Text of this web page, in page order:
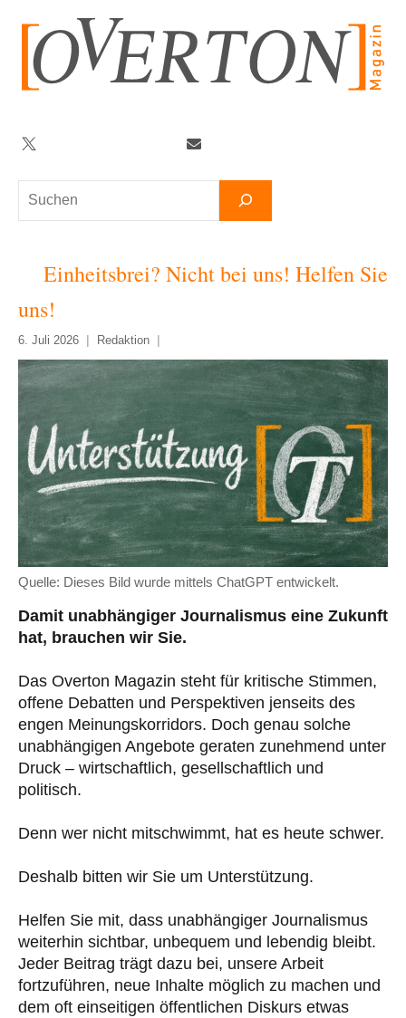
springen
Suchen
Twitter
Einheitsbrei? Nicht bei uns! Helfen Sie
uns!
6. Juli 2026 Redaktion
Quelle: Dieses Bild wurde mittels ChatGPT entwickelt.
Damit unabhängiger Journalismus eine Zukunft
hat, brauchen wir Sie.
Das Overton Magazin steht für kritische Stimmen,
offene Debatten und Perspektiven jenseits des
engen Meinungskorridors. Doch genau solche
unabhängigen Angebote geraten zunehmend unter
Druck – wirtschaftlich, gesellschaftlich und
politisch.
Denn wer nicht mitschwimmt, hat es heute schwer.
Deshalb bitten wir Sie um Unterstützung.
Helfen Sie mit, dass unabhängiger Journalismus
weiterhin sichtbar, unbequem und lebendig bleibt.
Jeder Beitrag trägt dazu bei, unsere Arbeit
fortzuführen, neue Inhalte möglich zu machen und
dem oft einseitigen öffentlichen Diskurs etwas